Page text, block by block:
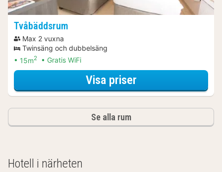
Tvåbäddsrum
Max 2 vuxna
Twinsäng och dubbelsäng
15m2 Gratis WiFi
Visa priserför Tvåbäddsrum
Se alla rum
Hotell i närheten